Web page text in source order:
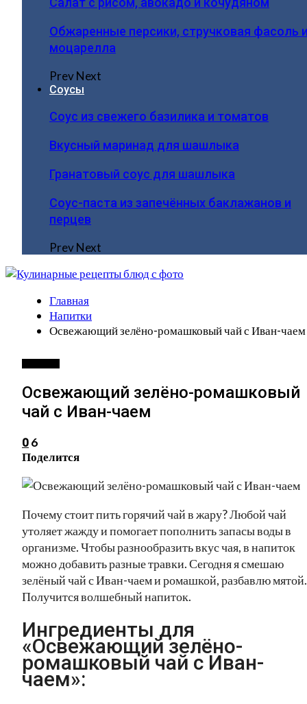
Обжаренные персики, стручковая фасоль
моцарелла
PrevNext
Соусы
Соус из свежего базилика и томатов
Вкусный маринад для шашлыка
Гранатовый соус для шашлыка
Соус-паста из запечённых баклажанов и
перцев
PrevNext
Главная
Напитки
Освежающий зелёно-ромашковый чай с Иван-чаем
Освежающий зелёно-ромашковый
чай с Иван-чаем
0 6
Поделится
Почему стоит пить горячий чай в жару? Любой чай
утоляет жажду и помогает пополнить запасы воды в
организме. Чтобы разнообразить вкус чая, в напиток
можно добавить разные травки. Сегодня я смешаю
зелёный чай с Иван-чаем и ромашкой, разбавлю мятой.
Получится волшебный напиток.
Ингредиенты для
«Освежающий зелёно-
ромашковый чай с Иван-
чаем»: